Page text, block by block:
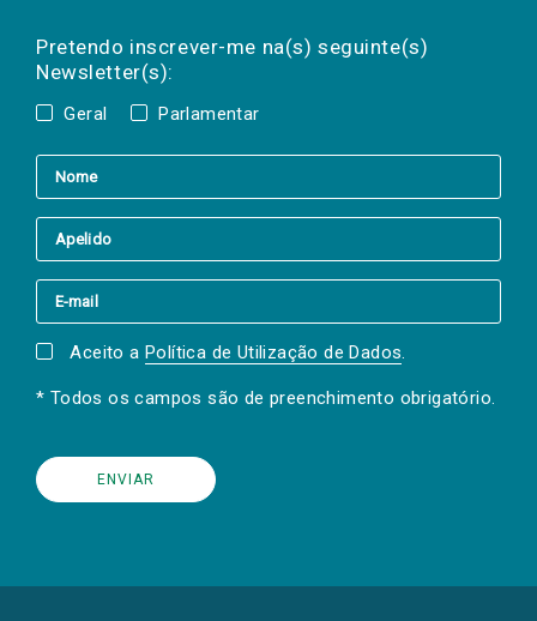
Pretendo inscrever-me na(s) seguinte(s)
Newsletter(s):
Geral Parlamentar
a(s) newsletter(s).
mail
Aceito a Política de Utilização de Dados.
* Todos os campos são de preenchimento obrigatório.